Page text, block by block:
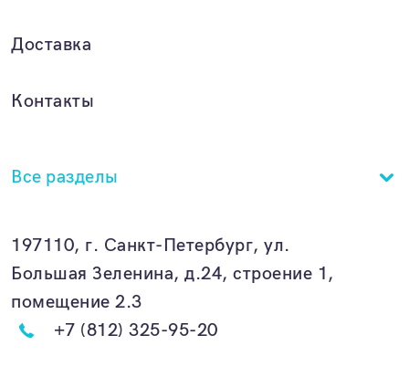
Доставка
Контакты
Все разделы
197110, г. Санкт-Петербург, ул.
Большая Зеленина, д.24, строение 1,
помещение 2.3
+7 (812) 325-95-20